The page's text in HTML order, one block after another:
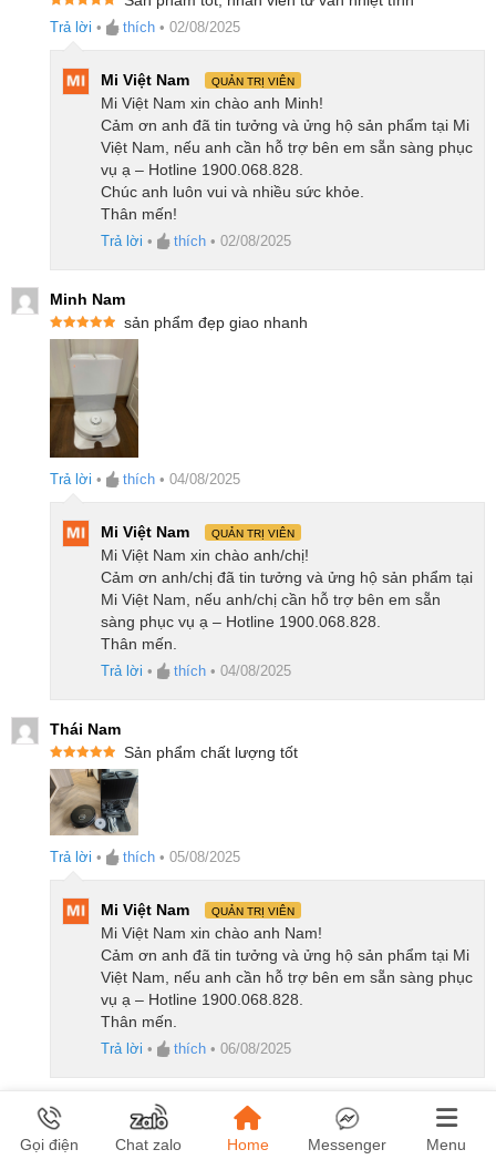
Hệ thống chống rối ba lớp giúp robot hoạt
động ổn định, không kẹt tóc
Đối với những gia đình có thú cưng hoặc tóc dài, việc
tóc rối kẹt vào chổi luôn là vấn đề nan giải. Robot hút
bụi Qrevo C Pro giải quyết triệt để với hệ thống
chống rối ba lớp, được chứng nhận bởi SGS cho
hiệu quả loại bỏ lông 100% và tỷ lệ tóc rối bằng 0%.
Nhờ đó, robot hoạt động bền bỉ hơn và giảm thiểu
việc bảo trì.
Làm sạch sát mép tường và chân nội thất
hạng55
Trả lời • thích • 02/08/2025
Mi Việt Nam QUẢN TRỊ VIÊN
Mi Việt Nam xin chào anh Minh!
Cảm ơn anh đã tin tưởng và ửng hộ sản phẩm tại Mi
Việt Nam, nếu anh cần hỗ trợ bên em sẵn sàng phục
vụ ạ – Hotline 1900.068.828.
Chúc anh luôn vui và nhiều sức khỏe.
Thân mến!
Trả lời • thích • 02/08/2025
Minh Nam
Được xếp
hạng55
sao
sản phẩm đẹp giao nhanh
Trả lời • thích • 04/08/2025
Mi Việt Nam QUẢN TRỊ VIÊN
Mi Việt Nam xin chào anh/chị!
Cảm ơn anh/chị đã tin tưởng và ửng hộ sản phẩm tại
Mi Việt Nam, nếu anh/chị cần hỗ trợ bên em sẵn
sàng phục vụ ạ – Hotline 1900.068.828.
Thân mến.
Trả lời • thích • 04/08/2025
Thái Nam
Được xếp
hạng
55
sao
Sản phẩm chất lượng tốt
Trả lời • thích • 05/08/2025
Mi Việt Nam QUẢN TRỊ VIÊN
Mi Việt Nam xin chào anh Nam!
Cảm ơn anh đã tin tưởng và ửng hộ sản phẩm tại Mi
Việt Nam, nếu anh cần hỗ trợ bên em sẵn sàng phục
vụ ạ – Hotline 1900.068.828.
Thân mến.
Trả lời • thích • 06/08/2025
Đào Xuân
Được xếp
Shop uy tín, hàng chính hãng, lắp đặt tận nơi.
Gọi điện Chat zalo Home Messenger Menu